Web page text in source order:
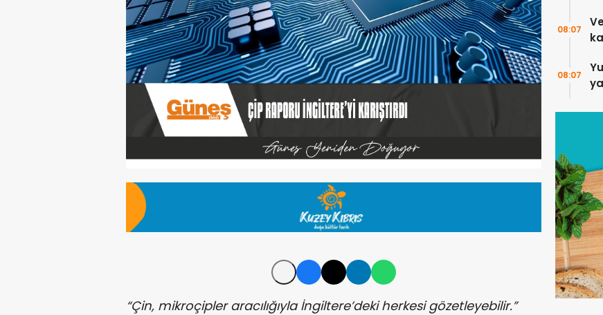
“Çin, mikroçipler aracılığıyla İngiltere’deki herkesi gözetleyebilir.”
08:07
08:07